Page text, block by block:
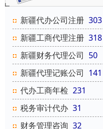
新疆代办公司注册 303
新疆工商代理注册 318
新疆财务代理公司 50
新疆代理记账公司 141
代办工商年检 231
税务审计代办 31
财务管理咨询 32